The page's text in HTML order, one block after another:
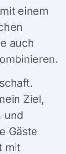
einem
auch
Ziel,
und
Gäste
mit